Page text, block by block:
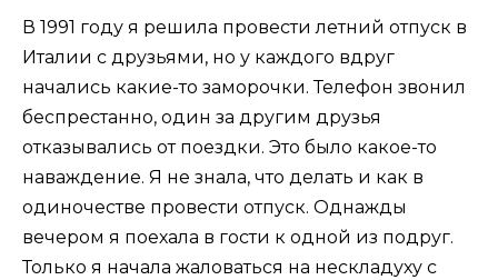
В 1991 году я решила провести летний отпуск в
Италии с друзьями, но у каждого вдруг
начались какие-то заморочки. Телефон звонил
беспрестанно, один за другим друзья
отказывались от поездки. Это было какое-то
наваждение. Я не знала, что делать и как в
одиночестве провести отпуск. Однажды
вечером я поехала в гости к одной из подруг.
Только я начала жаловаться на нескладуху с